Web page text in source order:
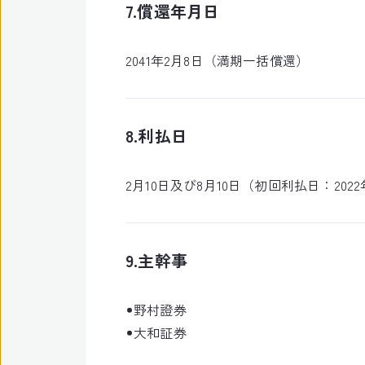
7.償還年月日
2041年2月8日（満期一括償還）
8.利払日
2月10日及び8月10日（初回利払日：2022
9.主幹事
野村證券
大和証券